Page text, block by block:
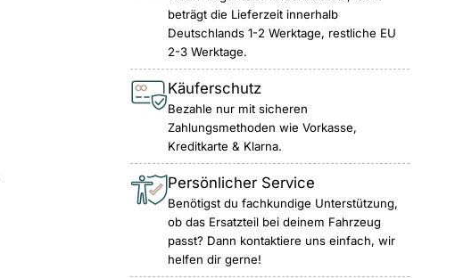
beträgt die Lieferzeit innerhalb
Deutschlands 1-2 Werktage, restliche EU
2-3 Werktage.
Käuferschutz
Bezahle nur mit sicheren
Zahlungsmethoden wie Vorkasse,
Kreditkarte & Klarna.
Persönlicher Service
Benötigst du fachkundige Unterstützung,
ob das Ersatzteil bei deinem Fahrzeug
passt? Dann kontaktiere uns einfach, wir
helfen dir gerne!